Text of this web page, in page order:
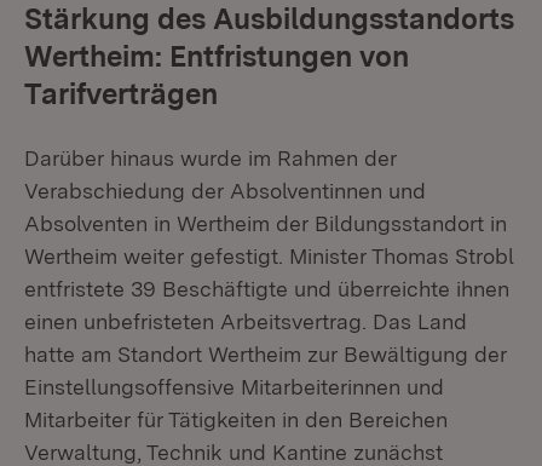
Stärkung des Ausbildungsstandorts
Wertheim: Entfristungen von
Tarifverträgen
Darüber hinaus wurde im Rahmen der
Verabschiedung der Absolventinnen und
Absolventen in Wertheim der Bildungsstandort in
Wertheim weiter gefestigt. Minister Thomas Strobl
entfristete 39 Beschäftigte und überreichte ihnen
einen unbefristeten Arbeitsvertrag. Das Land
hatte am Standort Wertheim zur Bewältigung der
Einstellungsoffensive Mitarbeiterinnen und
Mitarbeiter für Tätigkeiten in den Bereichen
Verwaltung, Technik und Kantine zunächst